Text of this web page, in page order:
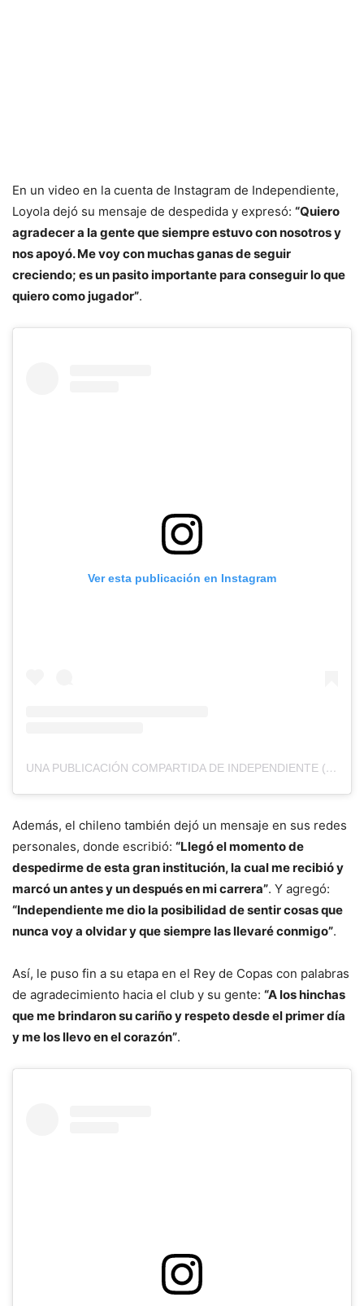
En un video en la cuenta de Instagram de Independiente,
Loyola dejó su mensaje de despedida y expresó: “Quiero
agradecer a la gente que siempre estuvo con nosotros y
nos apoyó. Me voy con muchas ganas de seguir
creciendo; es un pasito importante para conseguir lo que
quiero como jugador”.
Ver esta publicación en Instagram
UNA PUBLICACIÓN COMPARTIDA DE INDEPENDIENTE (@CAINDEPENDIENTE)
Además, el chileno también dejó un mensaje en sus redes
personales, donde escribió: “Llegó el momento de
despedirme de esta gran institución, la cual me recibió y
marcó un antes y un después en mi carrera”. Y agregó:
“Independiente me dio la posibilidad de sentir cosas que
nunca voy a olvidar y que siempre las llevaré conmigo”.
Así, le puso fin a su etapa en el Rey de Copas con palabras
de agradecimiento hacia el club y su gente: “A los hinchas
que me brindaron su cariño y respeto desde el primer día
y me los llevo en el corazón”.